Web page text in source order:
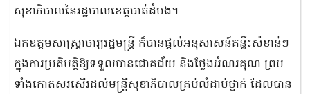
សុខាភិបាលនៃរដ្ឋបាលខេត្តបាត់ដំបង។
ឯកឧត្តមសាស្ដ្រាចារ្យរដ្ឋមន្រ្តី ក៏បានផ្តល់អនុសាសន៍គន្លឹះសំខាន់ៗ​
ក្នុងការប្រតិបត្តិឱ្យទទួលបានជោគជ័យ​ និងថ្លែងអំណរគុណ ព្រម
ទាំងកោតសរសើរដល់មន្ដ្រីសុខាភិបាលគ្រប់លំដាប់ថ្នាក់ ដែលបាន